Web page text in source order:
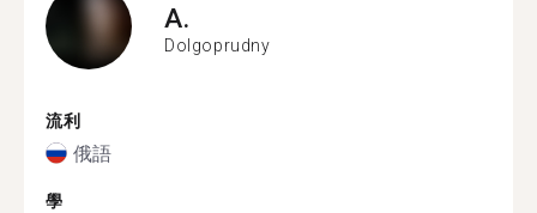
A.
Dolgoprudny
流利
俄語
學